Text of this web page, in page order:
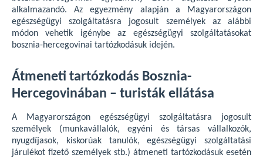
alkalmazandó. Az egyezmény alapján a Magyarországon
egészségügyi szolgáltatásra jogosult személyek az alábbi
módon vehetik igénybe az egészségügyi szolgáltatásokat
bosznia-hercegovinai tartózkodásuk idején.
Átmeneti tartózkodás Bosznia-
Hercegovinában – turisták ellátása
A Magyarországon egészségügyi szolgáltatásra jogosult
személyek (munkavállalók, egyéni és társas vállalkozók,
nyugdíjasok, kiskorúak tanulók, egészségügyi szolgáltatási
járulékot fizető személyek stb.) átmeneti tartózkodásuk esetén